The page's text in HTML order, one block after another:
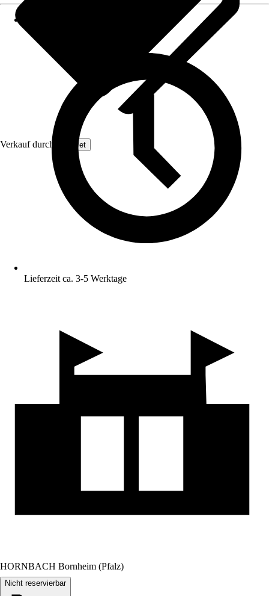
Verkauf durch: GarPet
Lieferzeit ca. 3-5 Werktage
HORNBACH Bornheim (Pfalz)
Nicht reservierbar